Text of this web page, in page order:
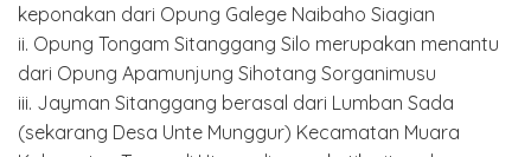
keponakan dari Opung Galege Naibaho Siagian
ii. Opung Tongam Sitanggang Silo merupakan menantu
dari Opung Apamunjung Sihotang Sorganimusu
iii. Jayman Sitanggang berasal dari Lumban Sada
(sekarang Desa Unte Munggur) Kecamatan Muara